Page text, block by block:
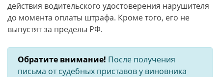
действия водительского удостоверения нарушителя
до момента оплаты штрафа. Кроме того, его не
выпустят за пределы РФ.
Обратите внимание! После получения
письма от судебных приставов у виновника